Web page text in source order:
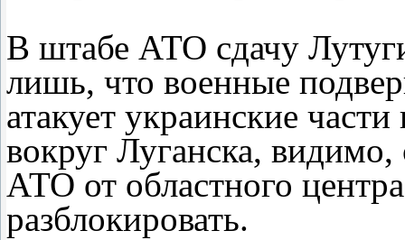
В штабе АТО сдачу
лишь, что военные
атакует украинские
вокруг Луганска,
АТО от областного
разблокировать.